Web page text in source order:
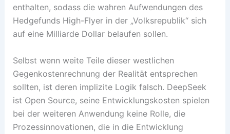
enthalten, sodass die wahren Aufwendungen des
Hedgefunds High-Flyer in der „Volksrepublik“ sich
auf eine Milliarde Dollar belaufen sollen.
Selbst wenn weite Teile dieser westlichen
Gegenkostenrechnung der Realität entsprechen
sollten, ist deren implizite Logik falsch. DeepSeek
ist Open Source, seine Entwicklungskosten spielen
bei der weiteren Anwendung keine Rolle, die
Prozessinnovationen, die in die Entwicklung